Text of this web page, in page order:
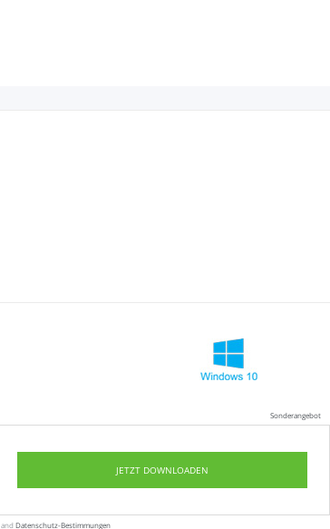
Sonderangebot
JETZT DOWNLOADEN
andDatenschutz-Bestimmungen